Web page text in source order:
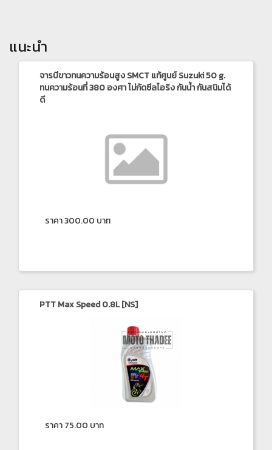
แนะนำ
จารบีขาวทนความร้อนสูง SMCT แท้ศูนย์ Suzuki 50 g.
ทนความร้อนที่ 380 องศา ไม่กัดซีลโอริง กันน้ำ กันสนิมได้
ดี
ราคา 300.00 บาท
PTT Max Speed 0.8L [NS]
ราคา 75.00 บาท